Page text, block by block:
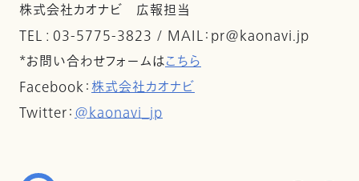
株式会社カオナビ 広報担当
TEL : 03-5775-3823 / MAIL：pr@kaonavi.jp
*お問い合わせフォームはこちら
Facebook：株式会社カオナビ
Twitter：@kaonavi_jp